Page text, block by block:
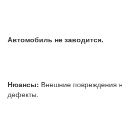
Автомобиль не заводится.
Нюансы: Внешние повреждения
дефекты.